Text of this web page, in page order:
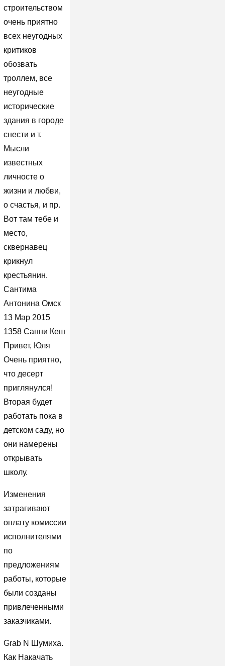
строительством
очень приятно
всех неугодных
критиков
обозвать
троллем, все
неугодные
исторические
здания в городе
снести и т.
Мысли
известных
личносте о
жизни и любви,
о счастья, и пр.
Вот там тебе и
место,
сквернавец
крикнул
крестьянин.
Сантима
Антонина Омск
13 Мар 2015
1358 Санни Кеш
Привет, Юля
Очень приятно,
что десерт
приглянулся!
Вторая будет
работать пока в
детском саду, но
они намерены
открывать
школу.
Изменения
затрагивают
оплату комиссии
исполнителями
по
предложениям
работы, которые
были созданы
привлеченными
заказчиками.
Grab N Шумиха.
Как Накачать